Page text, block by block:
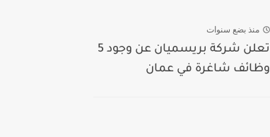
منذ بضع سنوات
تعلن شركة بريسميان عن وجود 5
وظائف شاغرة في عمان